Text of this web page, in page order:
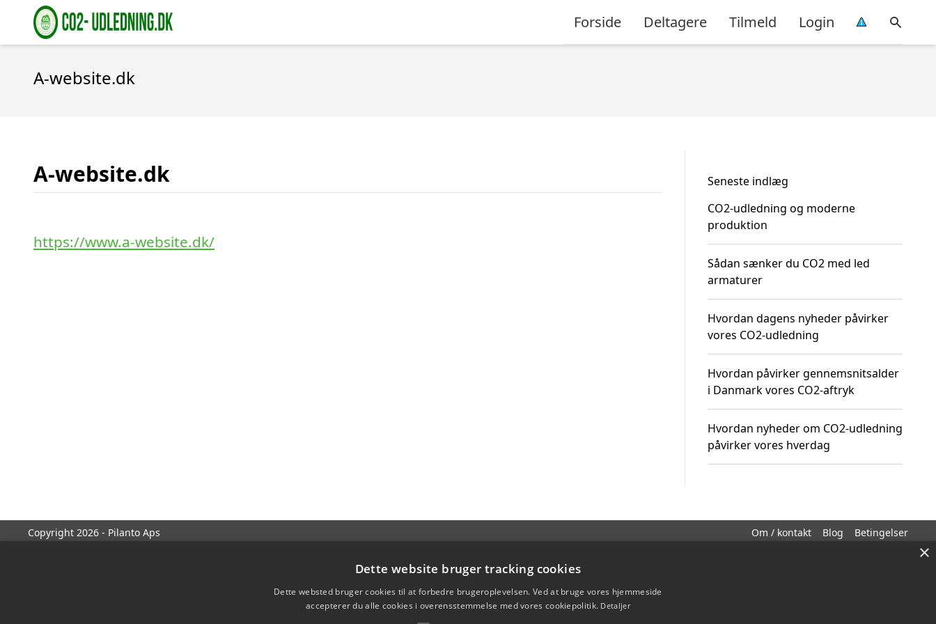
Forside Deltagere Tilmeld Login
A-website.dk
A-website.dk
https://www.a-website.dk/
Seneste indlæg
CO2-udledning og moderne
produktion
Sådan sænker du CO2 med led
armaturer
Hvordan dagens nyheder påvirker
vores CO2-udledning
Hvordan påvirker gennemsnitsalder
i Danmark vores CO2-aftryk
Hvordan nyheder om CO2-udledning
påvirker vores hverdag
Copyright 2026 - Pilanto Aps Om / kontakt Blog Betingelser
×
Dette website bruger tracking cookies
Dette websted bruger cookies til at forbedre brugeroplevelsen. Ved at bruge vores hjemmeside
accepterer du alle cookies i overensstemmelse med vores cookiepolitik. Detaljer